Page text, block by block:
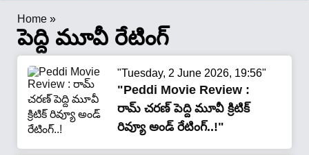
Home »
పెద్ది మూవీ రేటింగ్
"Tuesday, 2 June 2026, 19:56"
"Peddi Movie Review :
రామ్ చరణ్ పెద్ది మూవీ క్రిటిక్
రివ్యూ అండ్ రేటింగ్..!"